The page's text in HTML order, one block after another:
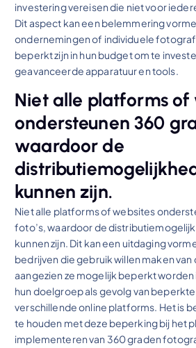
investering vereisen die niet voor
Dit aspect kan een belemmering
ondernemingen of individuele
beperkt zijn in hun budget om te
geavanceerde apparatuur en tools.
Niet alle platforms of
ondersteunen 360
waardoor de
kunnen zijn.
Niet alle platforms of websites
foto’s, waardoor de
kunnen zijn. Dit kan een uitdaging
bedrijven die gebruik willen maken van
aangezien ze mogelijk beperkt worden
hun doelgroep als gevolg van
verschillende online platforms. Het is
te houden met deze beperking bij het
implementeren van 360 graden